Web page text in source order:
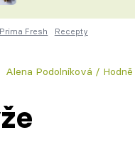
ČESKO NA TALÍŘI
KUCHAŘKA
zpracovat přerostlé
cukety
Prima Fresh Recepty
Alena Podolníková /